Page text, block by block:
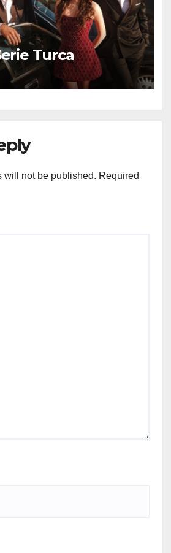
Turca
will not be published. Required